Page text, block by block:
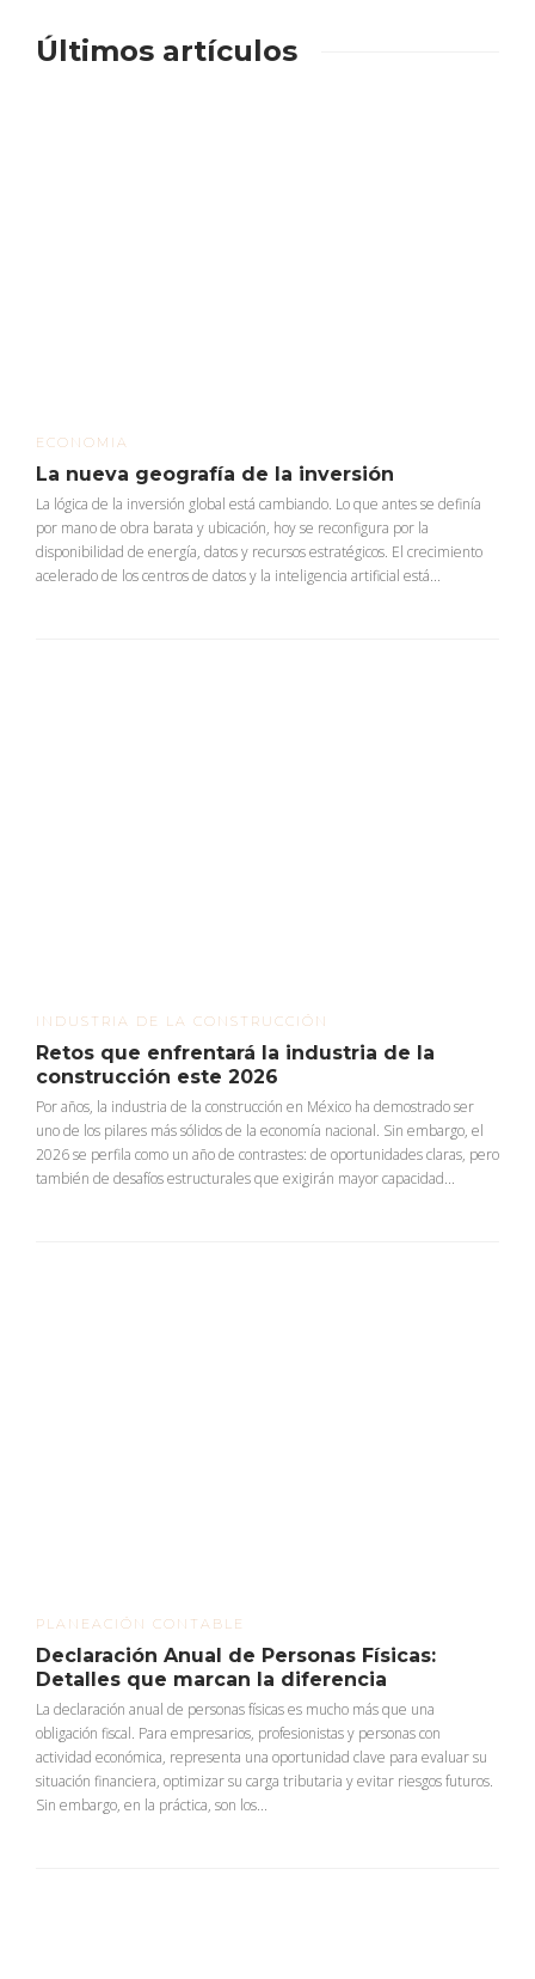
Últimos artículos
ECONOMIA
La nueva geografía de la inversión
La lógica de la inversión global está cambiando. Lo que antes se definía
por mano de obra barata y ubicación, hoy se reconfigura por la
disponibilidad de energía, datos y recursos estratégicos. El crecimiento
acelerado de los centros de datos y la inteligencia artificial está...
INDUSTRIA DE LA CONSTRUCCIÓN
Retos que enfrentará la industria de la
construcción este 2026
Por años, la industria de la construcción en México ha demostrado ser
uno de los pilares más sólidos de la economía nacional. Sin embargo, el
2026 se perfila como un año de contrastes: de oportunidades claras, pero
también de desafíos estructurales que exigirán mayor capacidad...
PLANEACIÓN CONTABLE
Declaración Anual de Personas Físicas:
Detalles que marcan la diferencia
La declaración anual de personas físicas es mucho más que una
obligación fiscal. Para empresarios, profesionistas y personas con
actividad económica, representa una oportunidad clave para evaluar su
situación financiera, optimizar su carga tributaria y evitar riesgos futuros.
Sin embargo, en la práctica, son los...